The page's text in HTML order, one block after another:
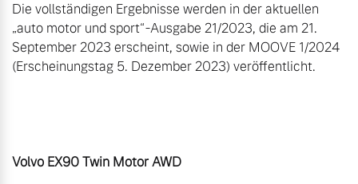
Die vollständigen Ergebnisse werden in der aktuellen
„auto motor und sport“-Ausgabe 21/2023, die am 21.
September 2023 erscheint, sowie in der MOOVE 1/2024
(Erscheinungstag 5. Dezember 2023) veröffentlicht.
Volvo EX90 Twin Motor AWD